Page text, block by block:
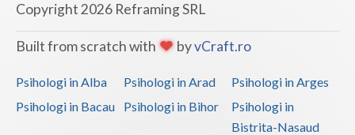
Copyright 2026 Reframing SRL
Built from scratch with byvCraft.ro
Psihologi in Alba Psihologi in Arad
Psihologi in Arges
Psihologi in Bacau
Psihologi in Bihor
Psihologi in
Bistrita-Nasaud